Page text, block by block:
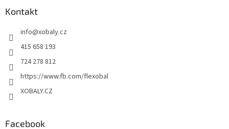
Kontakt
info@xobaly.cz
415 658 193
724 278 812
https://www.fb.com/flexobal
XOBALY.CZ
Facebook